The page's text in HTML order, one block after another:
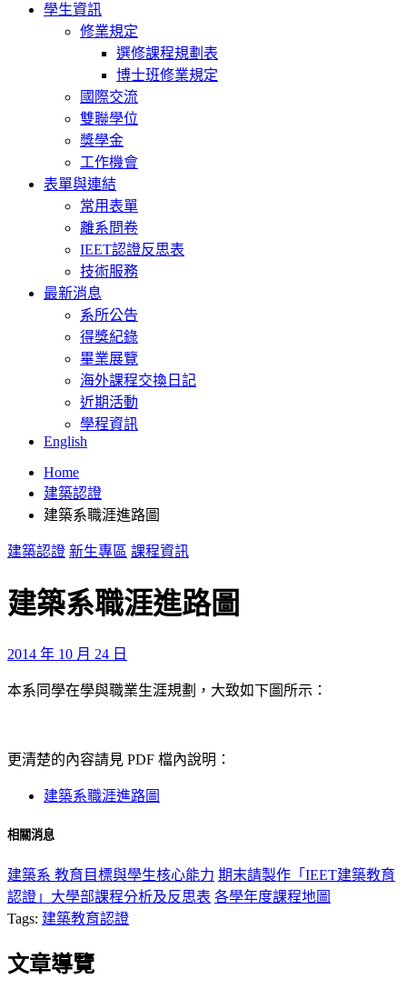
學生資訊
修業規定
選修課程規劃表
博士班修業規定
國際交流
雙聯學位
獎學金
工作機會
表單與連結
常用表單
離系問卷
IEET認證反思表
技術服務
最新消息
系所公告
得獎紀錄
畢業展覽
海外課程交換日記
近期活動
學程資訊
English
Home
建築認證
建築系職涯進路圖
建築認證 新生專區 課程資訊
建築系職涯進路圖
2014 年 10 月 24 日
本系同學在學與職業生涯規劃，大致如下圖所示：
更清楚的內容請見 PDF 檔內說明：
建築系職涯進路圖
相關消息
建築系 教育目標與學生核心能力 期末請製作「IEET建築教育
認證」大學部課程分析及反思表 各學年度課程地圖
Tags: 建築教育認證
文章導覽